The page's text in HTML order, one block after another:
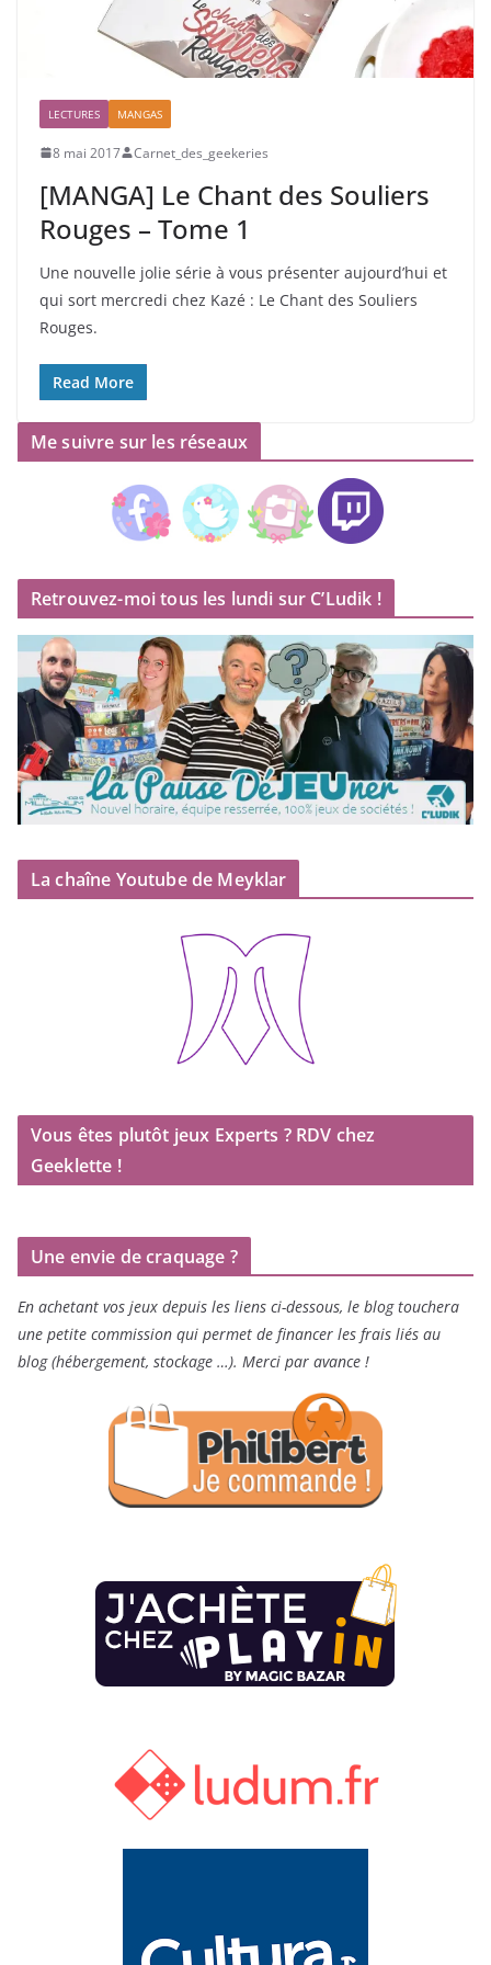
LECTURES MANGAS
8 mai 2017 Carnet_des_geekeries
[MANGA] Le Chant des Souliers
Rouges – Tome 1
Une nouvelle jolie série à vous présenter aujourd’hui et
qui sort mercredi chez Kazé : Le Chant des Souliers
Rouges.
Read More
Me suivre sur les réseaux
Retrouvez-moi tous les lundi sur C’Ludik !
La chaîne Youtube de Meyklar
Vous êtes plutôt jeux Experts ? RDV chez
Geeklette !
Une envie de craquage ?
En achetant vos jeux depuis les liens ci-dessous, le blog touchera
une petite commission qui permet de financer les frais liés au
blog (hébergement, stockage …). Merci par avance !